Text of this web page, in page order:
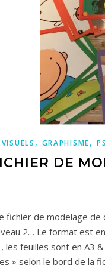
, GRAPHISME,
DE
fichier de modelage de
2… Le format est
les feuilles sont en A3
» selon le bord de la